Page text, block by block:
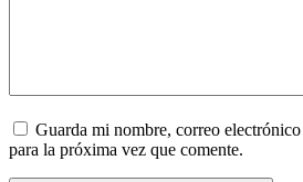
Guarda mi nombre, correo
para la próxima vez que comente.